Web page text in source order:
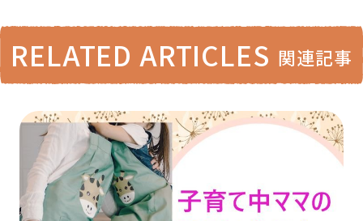
RELATED ARTICLES 関連記事